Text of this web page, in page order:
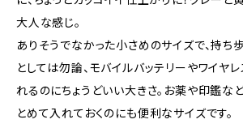
大人な感じ。
ありそうでなかった小さめのサイズで、持ち
としては勿論、モバイルバッテリーやワイヤ
れるのにちょうどいい大きさ。お薬や印鑑な
とめて入れておくのにも便利なサイズです。